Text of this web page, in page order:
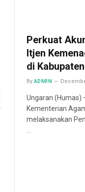
Perkuat
Itjen
di
By ADMIN
Ungaran (Humas)
Kementerian
melaksanakan
…